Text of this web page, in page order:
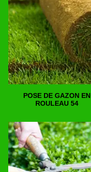
POSE DE GAZON EN
ROULEAU 54